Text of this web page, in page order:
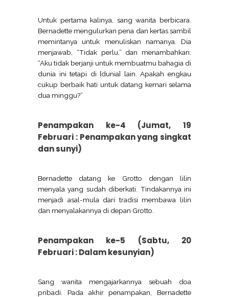
Untuk pertama kalinya, sang wanita berbicara.
Bernadette mengulurkan pena dan kertas sambil
memintanya untuk menuliskan namanya. Dia
menjawab, “Tidak perlu,” dan menambahkan:
“Aku tidak berjanji untuk membuatmu bahagia di
dunia ini tetapi di [dunia] lain. Apakah engkau
cukup berbaik hati untuk datang kemari selama
dua minggu?”
Penampakan ke-4 (Jumat, 19
Februari : Penampakan yang singkat
dan sunyi)
Bernadette datang ke Grotto dengan lilin
menyala yang sudah diberkati. Tindakannya ini
menjadi asal-mula dari tradisi membawa lilin
dan menyalakannya di depan Grotto.
Penampakan ke-5 (Sabtu, 20
Februari : Dalam kesunyian)
Sang wanita mengajarkannya sebuah doa
pribadi. Pada akhir penampakan, Bernadette